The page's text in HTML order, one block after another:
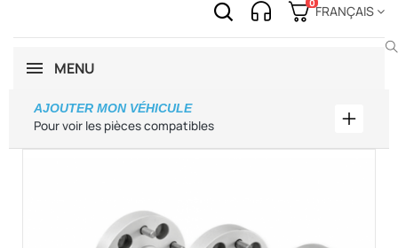
FRANÇAIS
MENU
Pour voir les pièces compatibles
AJOUTER MON VÉHICULE